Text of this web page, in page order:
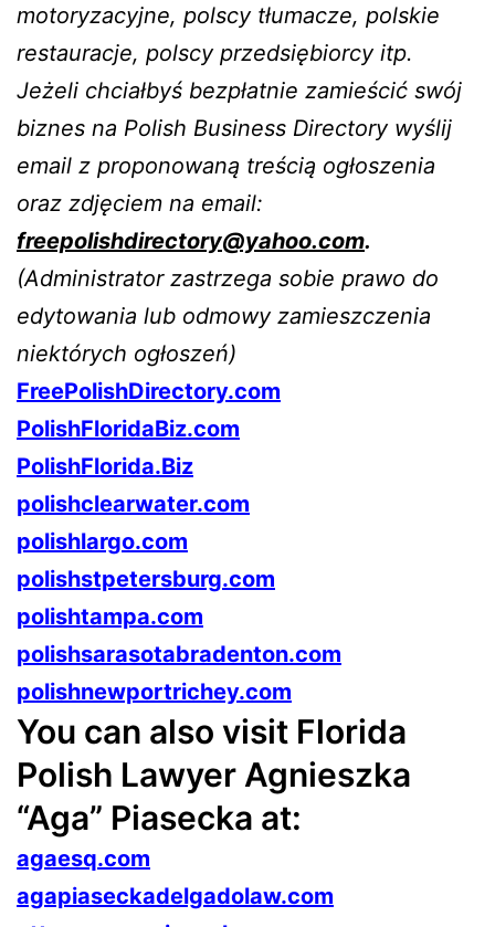
motoryzacyjne, polscy tłumacze, polskie
restauracje, polscy przedsiębiorcy itp.
Jeżeli chciałbyś bezpłatnie zamieścić swój
biznes na Polish Business Directory wyślij
email z proponowaną treścią ogłoszenia
oraz zdjęciem na email:
freepolishdirectory@yahoo.com.
(Administrator zastrzega sobie prawo do
edytowania lub odmowy zamieszczenia
niektórych ogłoszeń)
FreePolishDirectory.com
PolishFloridaBiz.com
PolishFlorida.Biz
polishclearwater.com
polishlargo.com
polishstpetersburg.com
polishtampa.com
polishsarasotabradenton.com
polishnewportrichey.com
You can also visit Florida
Polish Lawyer Agnieszka
“Aga” Piasecka at:
agaesq.com
agapiaseckadelgadolaw.com